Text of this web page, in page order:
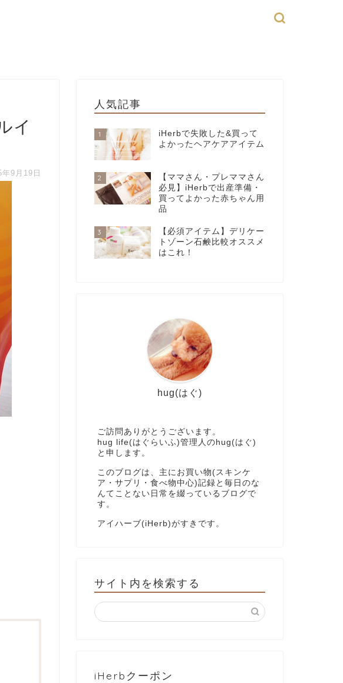
イ
年9月19日
人気記事
1
iHerbで失敗した&買って
よかったヘアケアアイテム
2
【ママさん・プレママさん
必見】iHerbで出産準備・
買ってよかった赤ちゃん用
品
3
【必須アイテム】デリケー
トゾーン石鹸比較オススメ
はこれ！
hug(はぐ)
ご訪問ありがとうございます。
hug life(はぐらいふ)管理人のhug(はぐ)
と申します。
このブログは、主にお買い物(スキンケ
ア・サプリ・食べ物中心)記録と毎日のな
んてことない日常を綴っているブログで
す。
アイハーブ(iHerb)がすきです。
サイト内を検索する
iHerbクーポン